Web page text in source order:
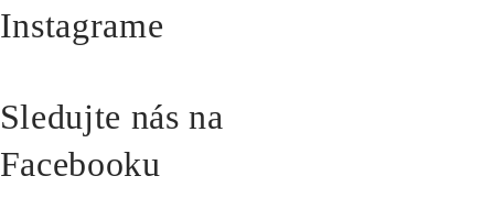
Instagrame
Sledujte nás na
Facebooku